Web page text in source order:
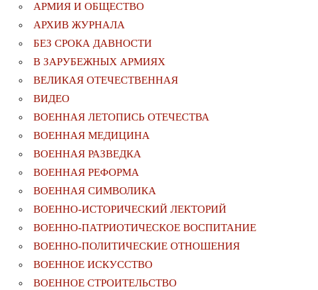
АРМИЯ И ОБЩЕСТВО
АРХИВ ЖУРНАЛА
БЕЗ СРОКА ДАВНОСТИ
В ЗАРУБЕЖНЫХ АРМИЯХ
ВЕЛИКАЯ ОТЕЧЕСТВЕННАЯ
ВИДЕО
ВОЕННАЯ ЛЕТОПИСЬ ОТЕЧЕСТВА
ВОЕННАЯ МЕДИЦИНА
ВОЕННАЯ РАЗВЕДКА
ВОЕННАЯ РЕФОРМА
ВОЕННАЯ СИМВОЛИКА
ВОЕННО-ИСТОРИЧЕСКИЙ ЛЕКТОРИЙ
ВОЕННО-ПАТРИОТИЧЕСКОЕ ВОСПИТАНИЕ
ВОЕННО-ПОЛИТИЧЕСКИE ОТНОШЕНИЯ
ВОЕННОЕ ИСКУССТВО
ВОЕННОЕ СТРОИТЕЛЬСТВО